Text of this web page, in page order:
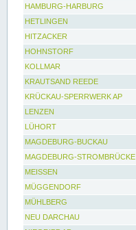
HAMBURG-HARBURG
HETLINGEN
HITZACKER
HOHNSTORF
KOLLMAR
KRAUTSAND REEDE
KRÜCKAU-SPERRWERK AP
LENZEN
LÜHORT
MAGDEBURG-BUCKAU
MAGDEBURG-STROMBRÜCKE
MEISSEN
MÜGGENDORF
MÜHLBERG
NEU DARCHAU